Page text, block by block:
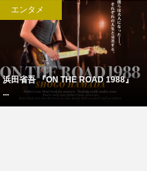
エンタメ
浜田省吾 『ON THE ROAD 1988』
...